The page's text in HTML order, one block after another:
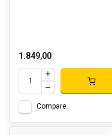
1.849,00
Compare